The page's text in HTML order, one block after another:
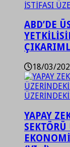
ABD’DE
18/03/
YAPAY